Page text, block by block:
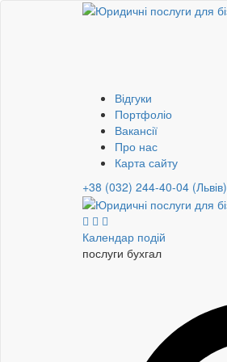
Відгуки
Портфоліо
Вакансії
Про нас
Карта сайту
+38 (032) 244-40-04 (Львів)
Календар подій
послуги